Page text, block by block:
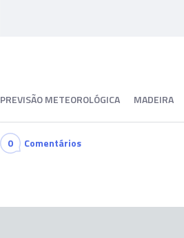
PREVISÃO METEOROLÓGICA MADEIRA
0 Comentários